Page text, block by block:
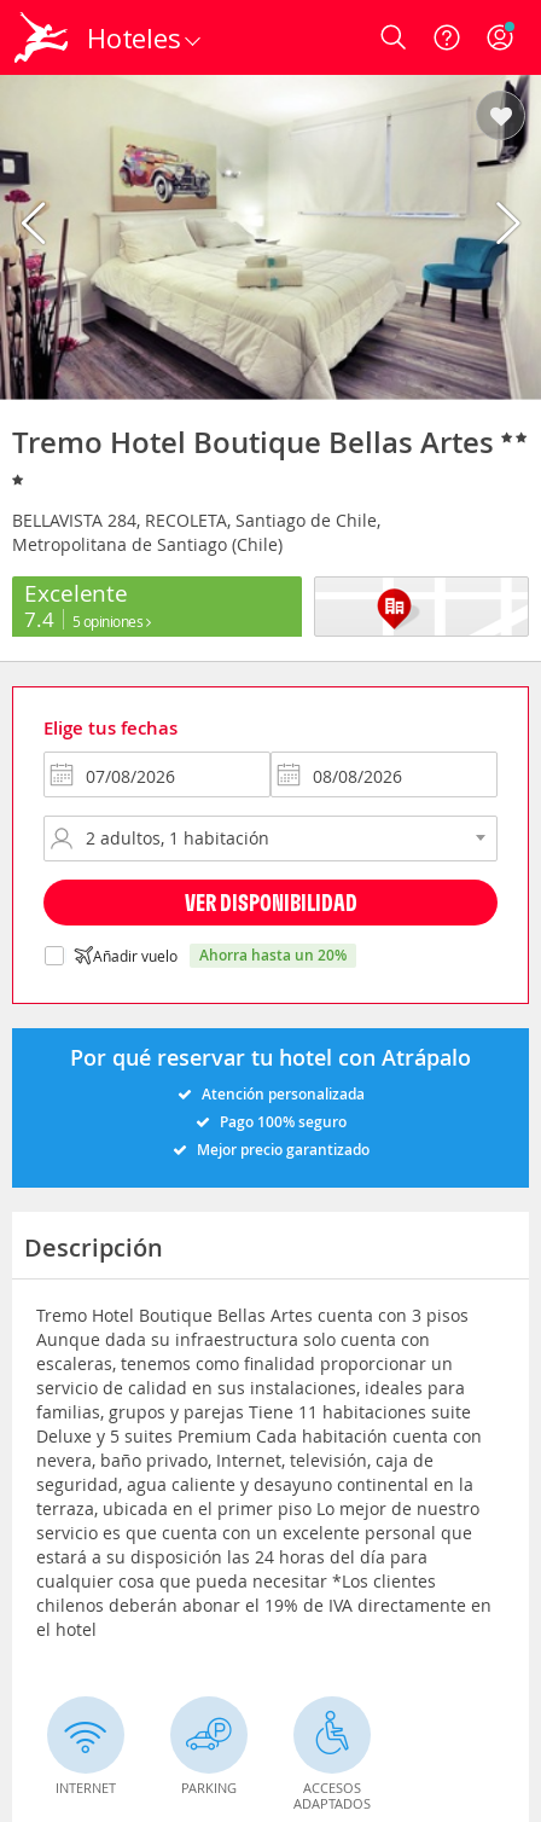
Hoteles Login
Tremo Hotel Boutique Bellas Artes
BELLAVISTA 284, RECOLETA, Santiago de Chile,
Metropolitana de Santiago (Chile)
Excelente
7.4 5 opiniones
Elige tus fechas
VER DISPONIBILIDAD
Añadir vuelo ahorra hasta un 20%
Por qué reservar tu hotel con Atrápalo
Atención personalizada
Pago 100% seguro
Mejor precio garantizado
Descripción
Tremo Hotel Boutique Bellas Artes cuenta con 3 pisos
Aunque dada su infraestructura solo cuenta con
escaleras, tenemos como finalidad proporcionar un
servicio de calidad en sus instalaciones, ideales para
familias, grupos y parejas Tiene 11 habitaciones suite
Deluxe y 5 suites Premium Cada habitación cuenta con
nevera, baño privado, Internet, televisión, caja de
seguridad, agua caliente y desayuno continental en la
terraza, ubicada en el primer piso Lo mejor de nuestro
servicio es que cuenta con un excelente personal que
estará a su disposición las 24 horas del día para
cualquier cosa que pueda necesitar *Los clientes
chilenos deberán abonar el 19% de IVA directamente en
el hotel
INTERNET PARKING
ACCESOS
ADAPTADOS